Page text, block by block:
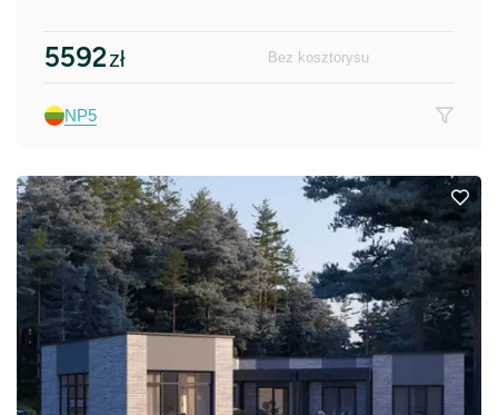
5592zł Bez kosztorysu
NP5